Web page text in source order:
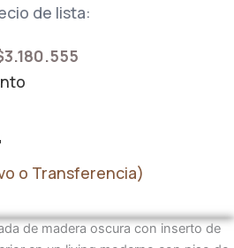
de lista:
3.180.555
o Transferencia)